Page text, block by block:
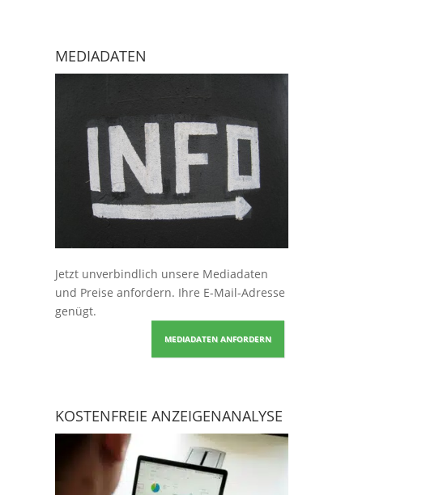
MEDIADATEN
Jetzt unverbindlich unsere Mediadaten
und Preise anfordern. Ihre E-Mail-Adresse
genügt.
MEDIADATEN ANFORDERN
KOSTENFREIE ANZEIGENANALYSE